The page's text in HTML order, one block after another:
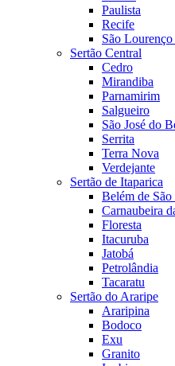
Paulista
Recife
São
Sertão Central
Cedro
Mirandiba
Parnamirim
Salgueiro
São José do
Serrita
Terra Nova
Verdejante
Sertão de Itaparica
Belém de
Carnaubeira
Floresta
Itacuruba
Jatobá
Petrolândia
Tacaratu
Sertão do Araripe
Araripina
Bodoco
Exu
Granito